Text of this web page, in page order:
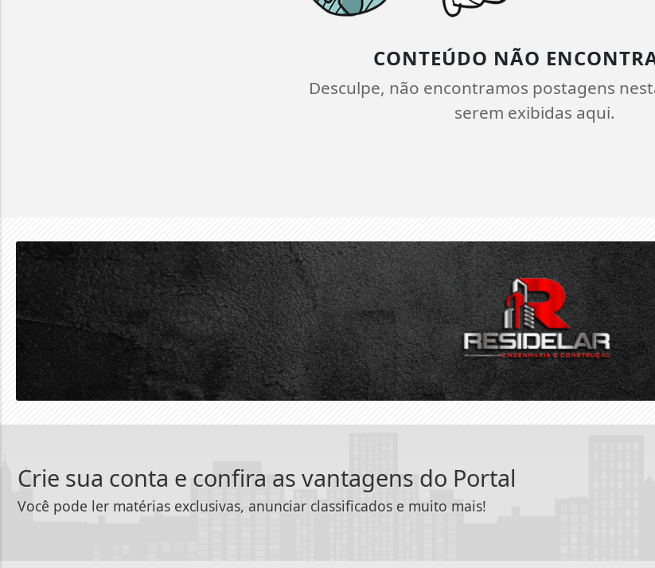
CONTEÚDO NÃO
Desculpe, não encontramos postagens
serem exibidas aqui.
Crie sua conta e confira as vantagens do Portal
Você pode ler matérias exclusivas, anunciar classificados e muito mais!